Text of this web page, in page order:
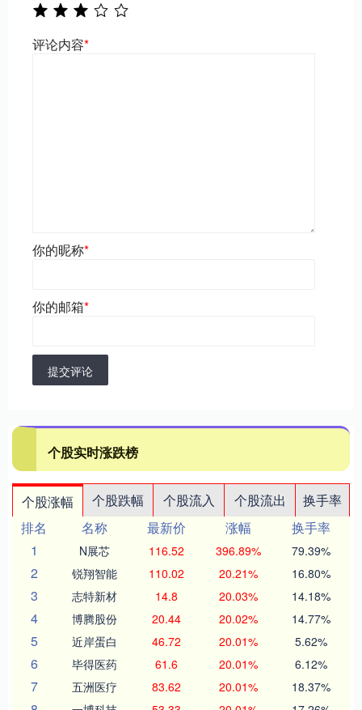
评论内容*
你的昵称*
你的邮箱*
提交评论
个股实时涨跌榜
个股涨幅 个股跌幅 个股流入 个股流出
换手率
排名
名称 最新价 涨幅
换手率
1
N展芯 116.52 396.89% 79.39%
2 锐翔智能 110.02 20.21% 16.80%
3 志特新材 14.8 20.03% 14.18%
4 博腾股份 20.44 20.02% 14.77%
5 近岸蛋白 46.72 20.01% 5.62%
6 毕得医药 61.6 20.01% 6.12%
7 五洲医疗 83.62 20.01% 18.37%